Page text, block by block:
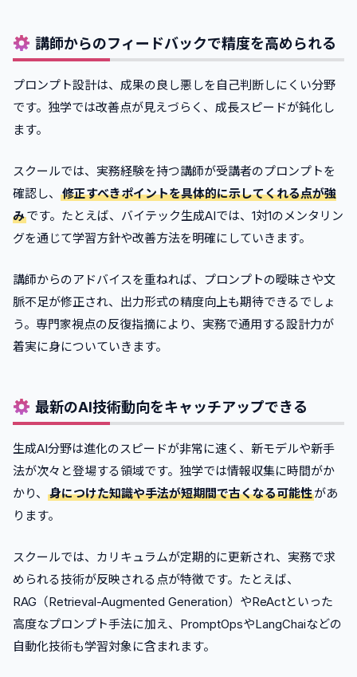
講師からのフィードバックで精度を高められる
プロンプト設計は、成果の良し悪しを自己判断しにくい分野
です。独学では改善点が見えづらく、成長スピードが鈍化し
ます。
スクールでは、実務経験を持つ講師が受講者のプロンプトを
確認し、
修正すべきポイントを具体的に示してくれる点が強
みです。たとえば、バイテック生成AIでは、1対1のメンタリン
グを通じて学習方針や改善方法を明確にしていきます。
講師からのアドバイスを重ねれば、プロンプトの曖昧さや文
脈不足が修正され、出力形式の精度向上も期待できるでしょ
う。専門家視点の反復指摘により、実務で通用する設計力が
着実に身についていきます。
最新のAI技術動向をキャッチアップできる
生成AI分野は進化のスピードが非常に速く、新モデルや新手
法が次々と登場する領域です。独学では情報収集に時間がか
かり、
身につけた知識や手法が短期間で古くなる可能性があ
ります。
スクールでは、カリキュラムが定期的に更新され、実務で求
められる技術が反映される点が特徴です。たとえば、
RAG（Retrieval-Augmented Generation）やReActといった
高度なプロンプト手法に加え、PromptOpsやLangChaiなどの
自動化技術も学習対象に含まれます。